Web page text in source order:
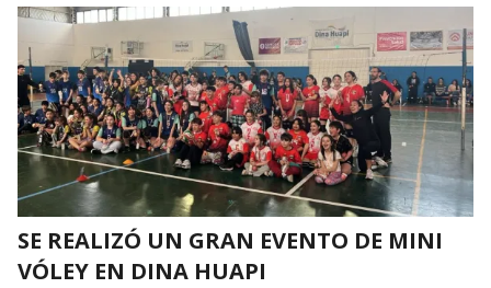
SE REALIZÓ UN GRAN EVENTO DE MINI
VÓLEY EN DINA HUAPI